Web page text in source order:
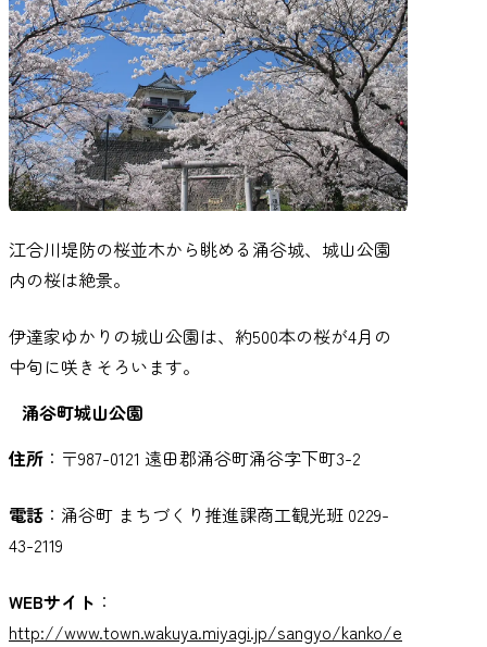
江合川堤防の桜並木から眺める涌谷城、城山公園
内の桜は絶景。
伊達家ゆかりの城山公園は、約500本の桜が4月の
中旬に咲きそろいます｡
涌谷町城山公園
住所 ：〒987-0121 遠田郡涌谷町涌谷字下町3-2
電話 ：涌谷町 まちづくり推進課商工観光班 0229-
43-2119
WEBサイト ：
http://www.town.wakuya.miyagi.jp/sangyo/kanko/e